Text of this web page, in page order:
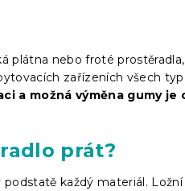
plátna nebo froté
zařízeních všech
a možná výměna gumy je
prát?
podstatě každý materiál.